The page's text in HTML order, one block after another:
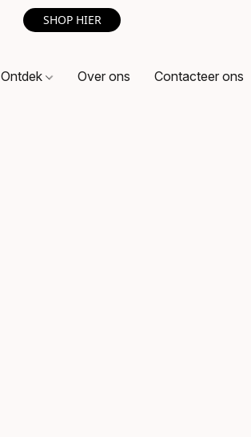
SHOP HIER
Ontdek Over ons Contacteer ons